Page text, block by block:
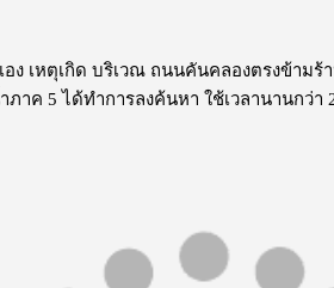
ง เหตุเกิด บริเวณ ถนนคันคลองตรงข้ามร้
าค 5 ได้ทำการลงค้นหา ใช้เวลานานกว่า